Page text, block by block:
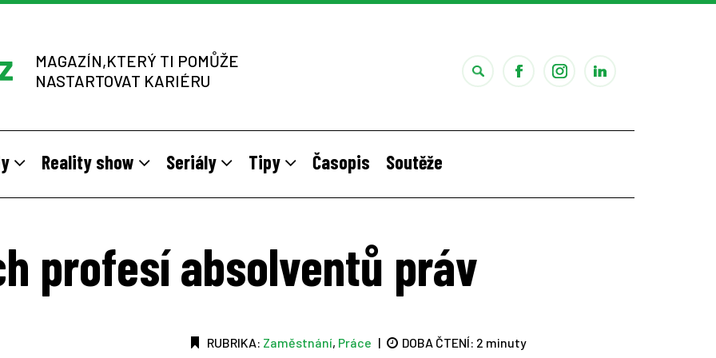
MAGAZÍN,KTERÝ TI POMŮŽE
NASTARTOVAT KARIÉRU
Reality show Seriály Tipy Časopis Soutěže
profesí absolventů práv
RUBRIKA: Zaměstnání, Práce | DOBA ČTENÍ: 2 minuty